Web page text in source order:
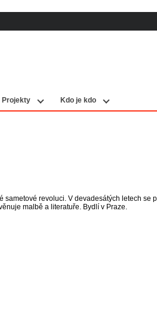
revoluci. V devadesátých letech se
malbě a literatuře. Bydlí v Praze.
Projekty Kdo je kdo